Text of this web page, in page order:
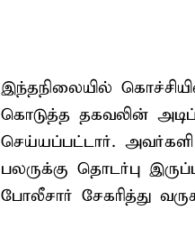
இந்தநிலையில்
கொடுத்த தகவலின்
செய்யப்பட்டார்.
பலருக்கு தொடர்பு
போலீசார் சேகரித்து